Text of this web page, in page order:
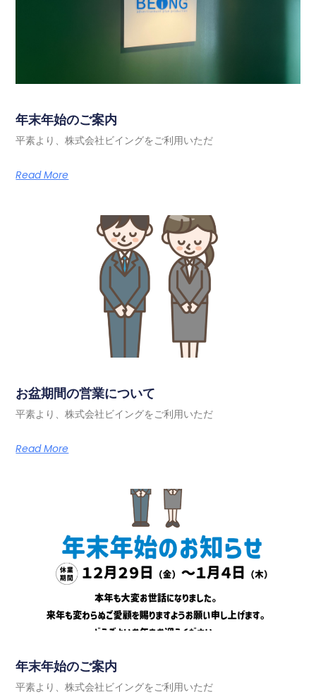
年末年始のご案内
平素より、株式会社ビイングをご利用いただ
Read More
お盆期間の営業について
平素より、株式会社ビイングをご利用いただ
Read More
年末年始のご案内
平素より、株式会社ビイングをご利用いただ